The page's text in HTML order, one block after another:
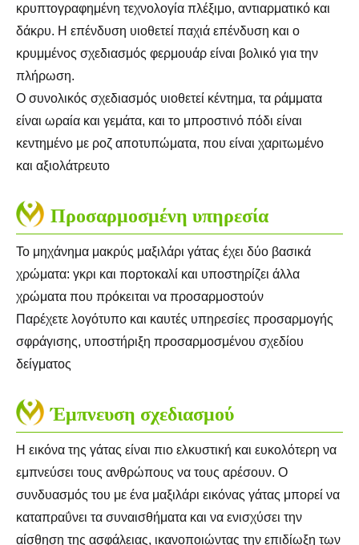
κρυπτογραφημένη τεχνολογία πλέξιμο, αντιαρματικό και
δάκρυ. Η επένδυση υιοθετεί παχιά επένδυση και ο
κρυμμένος σχεδιασμός φερμουάρ είναι βολικό για την
πλήρωση.
Ο συνολικός σχεδιασμός υιοθετεί κέντημα, τα ράμματα
είναι ωραία και γεμάτα, και το μπροστινό πόδι είναι
κεντημένο με ροζ αποτυπώματα, που είναι χαριτωμένο
και αξιολάτρευτο
Προσαρμοσμένη υπηρεσία
Το μηχάνημα μακρύς μαξιλάρι γάτας έχει δύο βασικά
χρώματα: γκρι και πορτοκαλί και υποστηρίζει άλλα
χρώματα που πρόκειται να προσαρμοστούν
Παρέχετε λογότυπο και καυτές υπηρεσίες προσαρμογής
σφράγισης, υποστήριξη προσαρμοσμένου σχεδίου
δείγματος
Έμπνευση σχεδιασμού
Η εικόνα της γάτας είναι πιο ελκυστική και ευκολότερη να
εμπνεύσει τους ανθρώπους να τους αρέσουν. Ο
συνδυασμός του με ένα μαξιλάρι εικόνας γάτας μπορεί να
καταπραΰνει τα συναισθήματα και να ενισχύσει την
αίσθηση της ασφάλειας, ικανοποιώντας την επιδίωξη των